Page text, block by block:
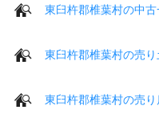
東臼杵郡椎葉村の中古
東臼杵郡椎葉村の売り
東臼杵郡椎葉村の売り